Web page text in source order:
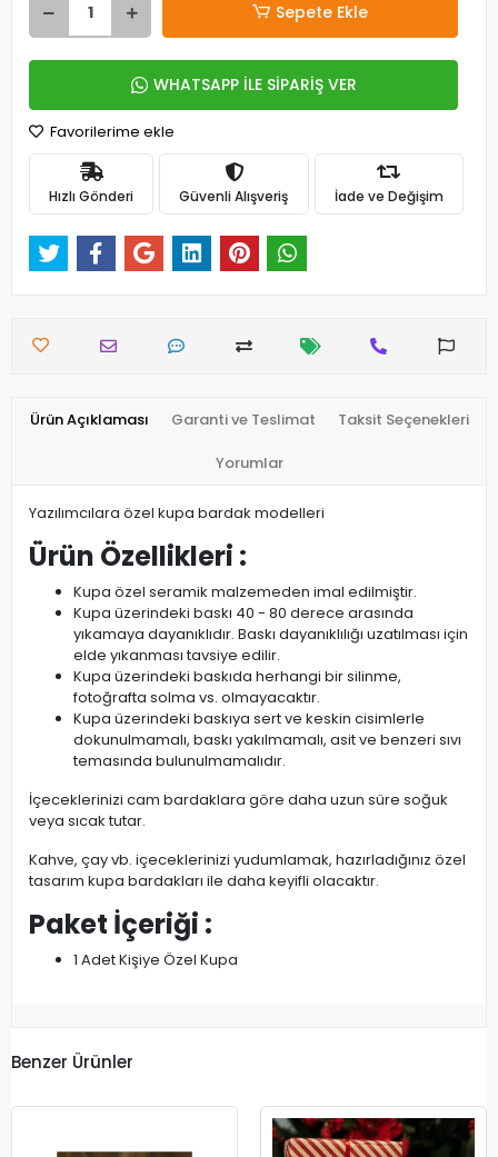
Sepete Ekle
WHATSAPP İLE SİPARİŞ VER
Favorilerime ekle
Hızlı Gönderi Güvenli Alışveriş İade ve Değişim
Ürün Açıklaması Garanti ve Teslimat Taksit Seçenekleri
Yorumlar
Yazılımcılara özel kupa bardak modelleri
Ürün Özellikleri :
Kupa özel seramik malzemeden imal edilmiştir.
Kupa üzerindeki baskı 40 - 80 derece arasında
yıkamaya dayanıklıdır. Baskı dayanıklılığı uzatılması için
elde yıkanması tavsiye edilir.
Kupa üzerindeki baskıda herhangi bir silinme,
fotoğrafta solma vs. olmayacaktır.
Kupa üzerindeki baskıya sert ve keskin cisimlerle
dokunulmamalı, baskı yakılmamalı, asit ve benzeri sıvı
temasında bulunulmamalıdır.
İçeceklerinizi cam bardaklara göre daha uzun süre soğuk
veya sıcak tutar.
Kahve, çay vb. içeceklerinizi yudumlamak, hazırladığınız özel
tasarım kupa bardakları ile daha keyifli olacaktır.
Paket İçeriği :
1 Adet Kişiye Özel Kupa
Benzer Ürünler